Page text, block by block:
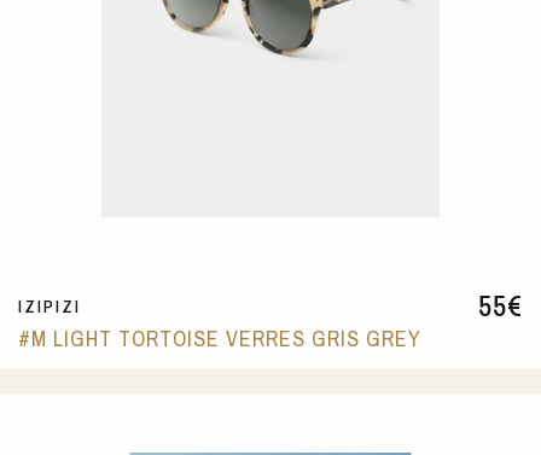
55€
IZIPIZI
#M LIGHT TORTOISE VERRES GRIS GREY